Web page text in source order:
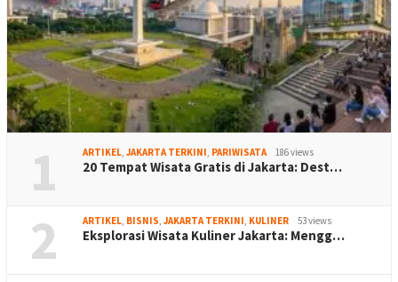
1 ARTIKEL, JAKARTA TERKINI, PARIWISATA 186 views
20 Tempat Wisata Gratis di Jakarta: Dest…
2 ARTIKEL, BISNIS, JAKARTA TERKINI, KULINER 53 views
Eksplorasi Wisata Kuliner Jakarta: Mengg…